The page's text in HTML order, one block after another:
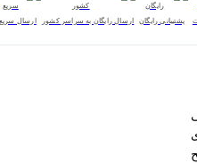
پشتیبانی رایگان ارسال رایگان به سراسر کشور ارسال سریع